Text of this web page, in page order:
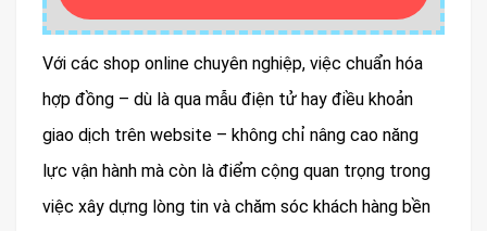
Với các shop online chuyên nghiệp, việc chuẩn hóa
hợp đồng – dù là qua mẫu điện tử hay điều khoản
giao dịch trên website – không chỉ nâng cao năng
lực vận hành mà còn là điểm cộng quan trọng trong
việc xây dựng lòng tin và chăm sóc khách hàng bền